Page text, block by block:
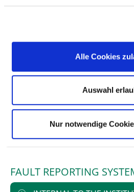
Alle Cookies
Auswahl
Nur notwendige
STEERING COMMITTEE
RISK MANAGEMENT
MEASURES
INSTRUMENTS AND
FAULT REPORTING